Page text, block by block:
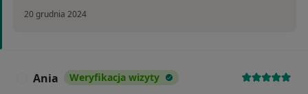
20 grudnia 2024
Ania Weryfikacja wizyty